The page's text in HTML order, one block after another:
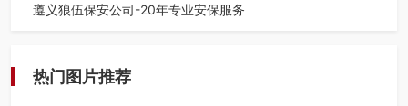
遵义狼伍保安公司-20年专业安保服务
热门图片推荐